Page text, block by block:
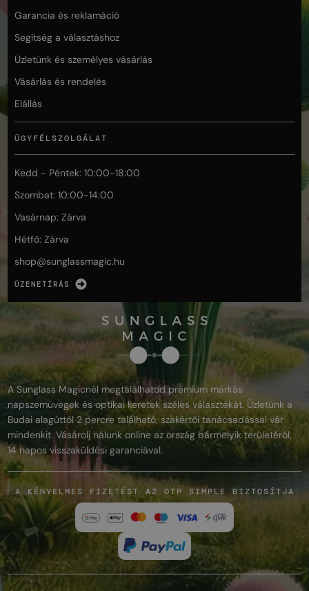
Garancia és reklamáció
Segítség a választáshoz
Üzletünk és személyes vásárlás
Vásárlás és rendelés
Elállás
ÜGYFÉLSZOLGÁLAT
Kedd - Péntek: 10:00-18:00
Szombat: 10:00-14:00
Vasárnap: Zárva
Hétfő: Zárva
shop@sunglassmagic.hu
ÜZENETÍRÁS
A Sunglass Magicnél megtalálhatod prémium márkás
napszemüvegek és optikai keretek széles választékát. Üzletünk a
Budai alagúttól 2 percre található, szakértői tanácsadással vár
mindenkit. Vásárolj nálunk online az ország bármelyik területéről,
14 napos visszaküldési garanciával.
A KÉNYELMES FIZETÉST AZ OTP SIMPLE BIZTOSÍTJA